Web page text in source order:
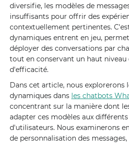
diversifie, les modèles de
insuffisants pour offrir des
contextuellement pertinentes.
dynamiques entrent en jeu,
déployer des conversations par
tout en conservant un haut niveau
d'efficacité.
Dans cet article, nous explorerons
dynamiques dans les chatbots
concentrant sur la manière dont
adapter ces modèles aux
d'utilisateurs. Nous examinerons
de personnalisation des